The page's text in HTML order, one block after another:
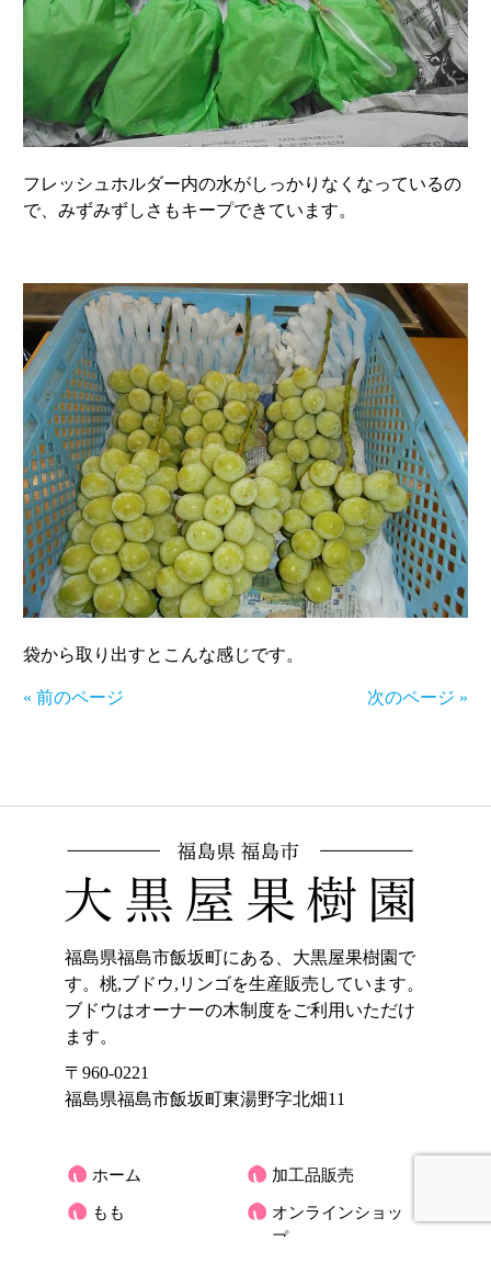
フレッシュホルダー内の水がしっかりなくなっているの
で、みずみずしさもキープできています。
袋から取り出すとこんな感じです。
« 前のページ 次のページ »
福島県福島市飯坂町にある、大黒屋果樹園で
す。桃,ブドウ,リンゴを生産販売しています。
ブドウはオーナーの木制度をご利用いただけ
ます。
〒960-0221
福島県福島市飯坂町東湯野字北畑11
ホーム
もも
加工品販売
オンラインショッ
プ